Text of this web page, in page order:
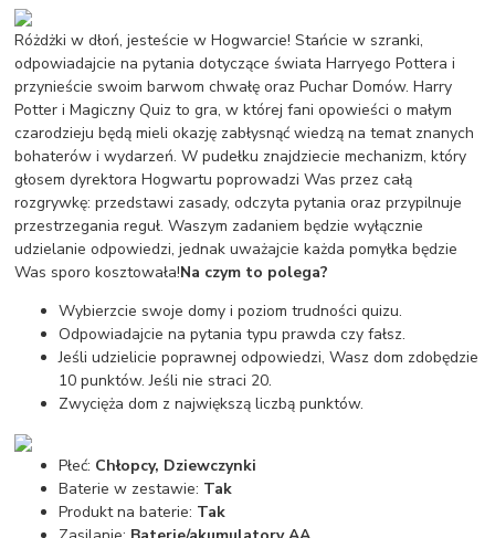
Różdżki w dłoń, jesteście w Hogwarcie! Stańcie w szranki,
odpowiadajcie na pytania dotyczące świata Harryego Pottera i
przynieście swoim barwom chwałę oraz Puchar Domów. Harry
Potter i Magiczny Quiz to gra, w której fani opowieści o małym
czarodzieju będą mieli okazję zabłysnąć wiedzą na temat znanych
bohaterów i wydarzeń. W pudełku znajdziecie mechanizm, który
głosem dyrektora Hogwartu poprowadzi Was przez całą
rozgrywkę: przedstawi zasady, odczyta pytania oraz przypilnuje
przestrzegania reguł. Waszym zadaniem będzie wyłącznie
udzielanie odpowiedzi, jednak uważajcie każda pomyłka będzie
Was sporo kosztowała!Na czym to polega?
Wybierzcie swoje domy i poziom trudności quizu.
Odpowiadajcie na pytania typu prawda czy fałsz.
Jeśli udzielicie poprawnej odpowiedzi, Wasz dom zdobędzie
10 punktów. Jeśli nie straci 20.
Zwycięża dom z największą liczbą punktów.
Płeć: Chłopcy, Dziewczynki
Baterie w zestawie: Tak
Produkt na baterie: Tak